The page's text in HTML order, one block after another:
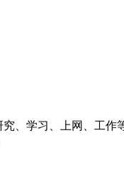
、学习、上网、工